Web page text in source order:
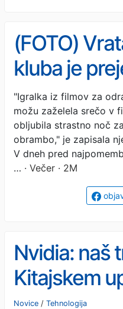
(FOTO)
kluba je
igralke
odzvala se
punca
"Igralka iz filmov za
možu zaželela srečo v
obljubila strastno noč
obrambo," je zapisala
V dneh pred
… · Večer · 2M
Nvidia: naš
Kitajskem
Novice / Tehnologija